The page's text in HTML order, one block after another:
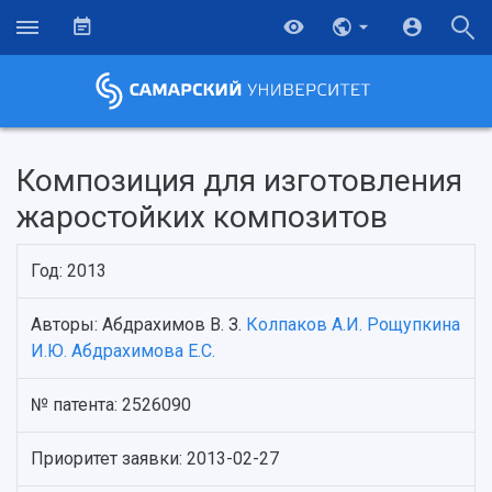
НАЗАД
История
Главные новости
Почему я выбираю Самарский университет?
Основные научные направления
Композиция для изготовления
жаростойких композитов
Год: 2013
Авторы: Абдрахимов В. З. Колпаков А.И. Рощупкина
И.Ю. Абдрахимова Е.С.
№ патента: 2526090
Приоритет заявки: 2013-02-27